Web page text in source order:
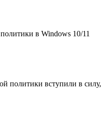
политики вступили в силу,